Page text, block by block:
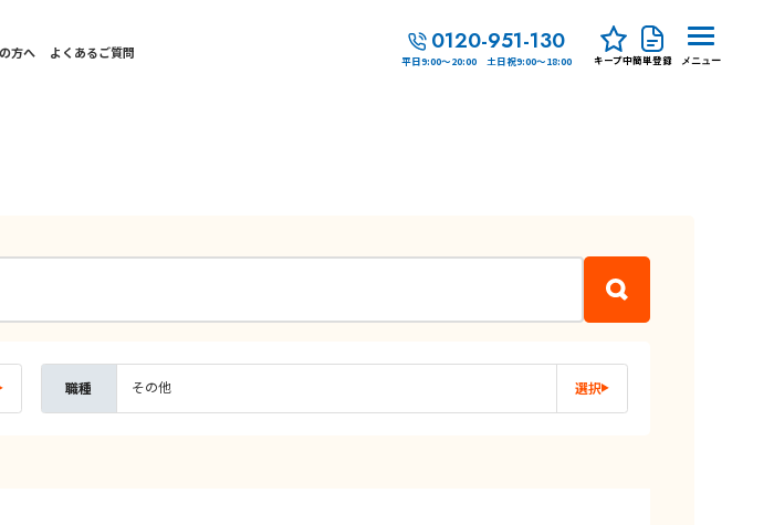
方へ よくあるご質問 0120-951-130
平日9:00～20:00 土日祝9:00～18:00 キープ中簡単登録 メニュー
職種 その他 選択